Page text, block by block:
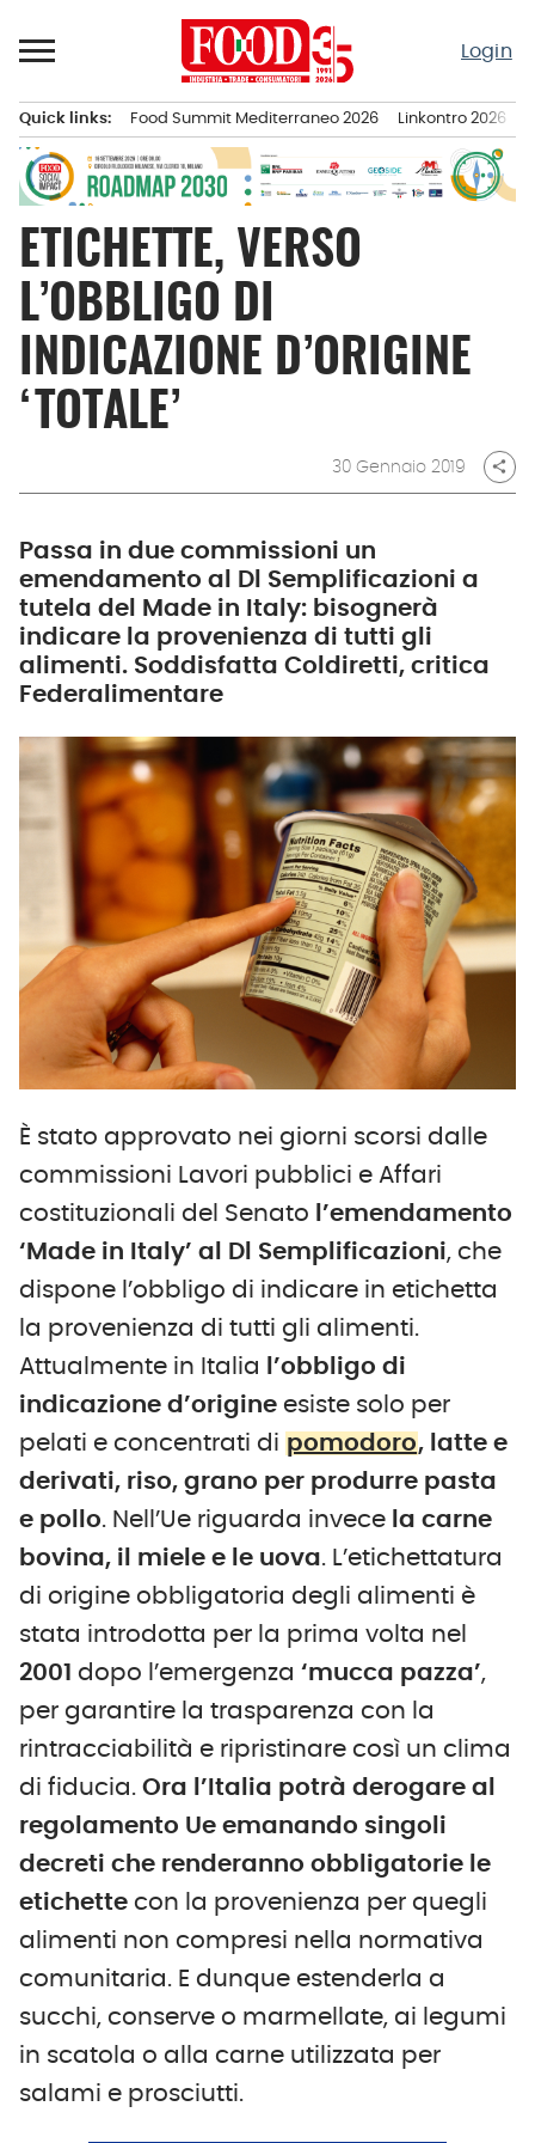
al
Login
principale
Quick links: Food Summit Mediterraneo 2026 Linkontro 2026
ETICHETTE, VERSO
L’OBBLIGO DI
INDICAZIONE D’ORIGINE
‘TOTALE’
30 Gennaio 2019 share
Passa in due commissioni un
emendamento al Dl Semplificazioni a
tutela del Made in Italy: bisognerà
indicare la provenienza di tutti gli
alimenti. Soddisfatta Coldiretti, critica
Federalimentare
È stato approvato nei giorni scorsi dalle
commissioni Lavori pubblici e Affari
costituzionali del Senato
l’emendamento
‘Made in Italy’ al Dl Semplificazioni, che
dispone l’obbligo di indicare in etichetta
la provenienza di tutti gli alimenti.
Attualmente in Italia
l’obbligo di
indicazione d’origine esiste solo per
pelati e concentrati di pomodoro, latte e
derivati, riso, grano per produrre pasta
e pollo. Nell’Ue riguarda invece la carne
bovina, il miele e le uova. L’etichettatura
di origine obbligatoria degli alimenti è
stata introdotta per la prima volta nel
2001 dopo l’emergenza ‘mucca pazza’,
per garantire la trasparenza con la
rintracciabilità e ripristinare così un clima
di fiducia. Ora l’Italia potrà derogare al
regolamento Ue emanando singoli
decreti che renderanno obbligatorie le
etichette con la provenienza per quegli
alimenti non compresi nella normativa
comunitaria. E dunque estenderla a
succhi, conserve o marmellate, ai legumi
in scatola o alla carne utilizzata per
salami e prosciutti.